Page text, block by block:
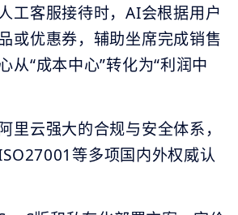
工客服接待时，AI会根据用户
或优惠券，辅助坐席完成销售
从“成本中心”转化为“利润中
里云强大的合规与安全体系，
等多项国内外权威认